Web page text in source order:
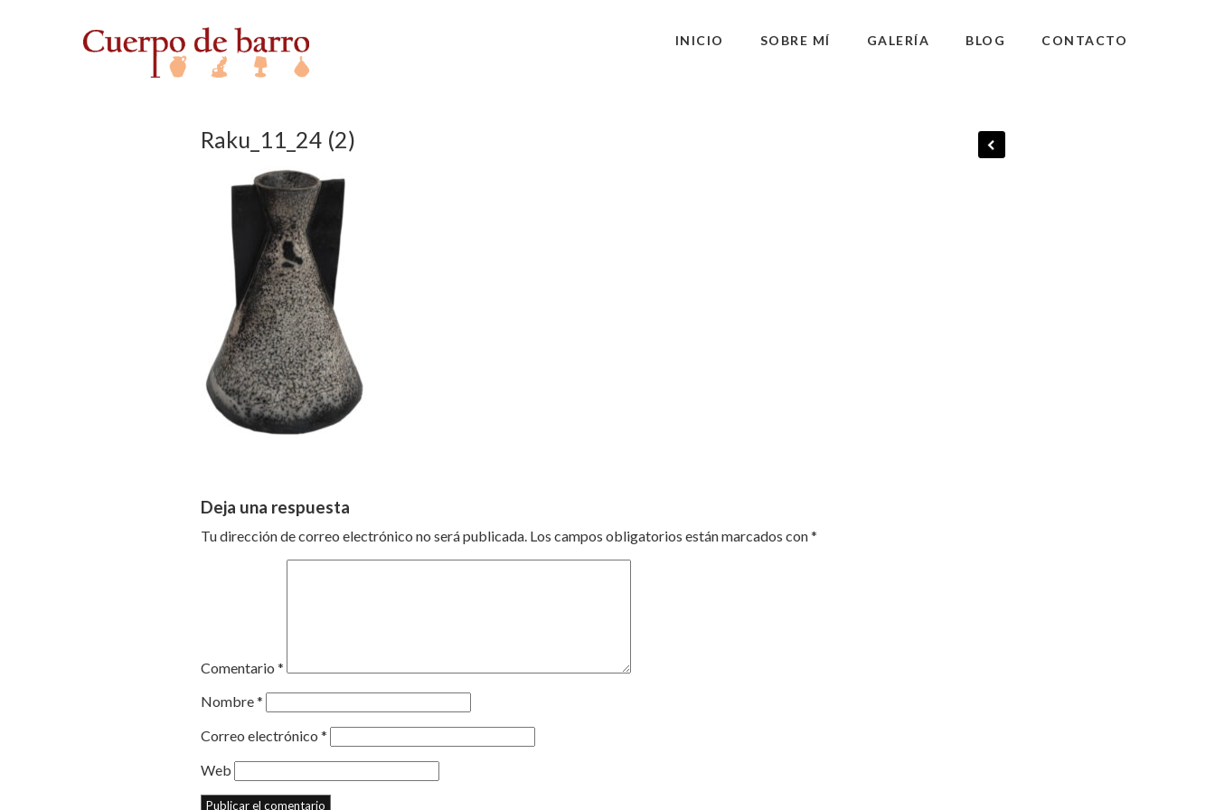
INICIO SOBRE MÍ GALERÍA BLOG CONTACTO
Raku_11_24 (2)
Deja una respuesta
Tu dirección de correo electrónico no será publicada. Los campos obligatorios están marcados con*
Comentario *
Nombre*
Correo electrónico *
Web